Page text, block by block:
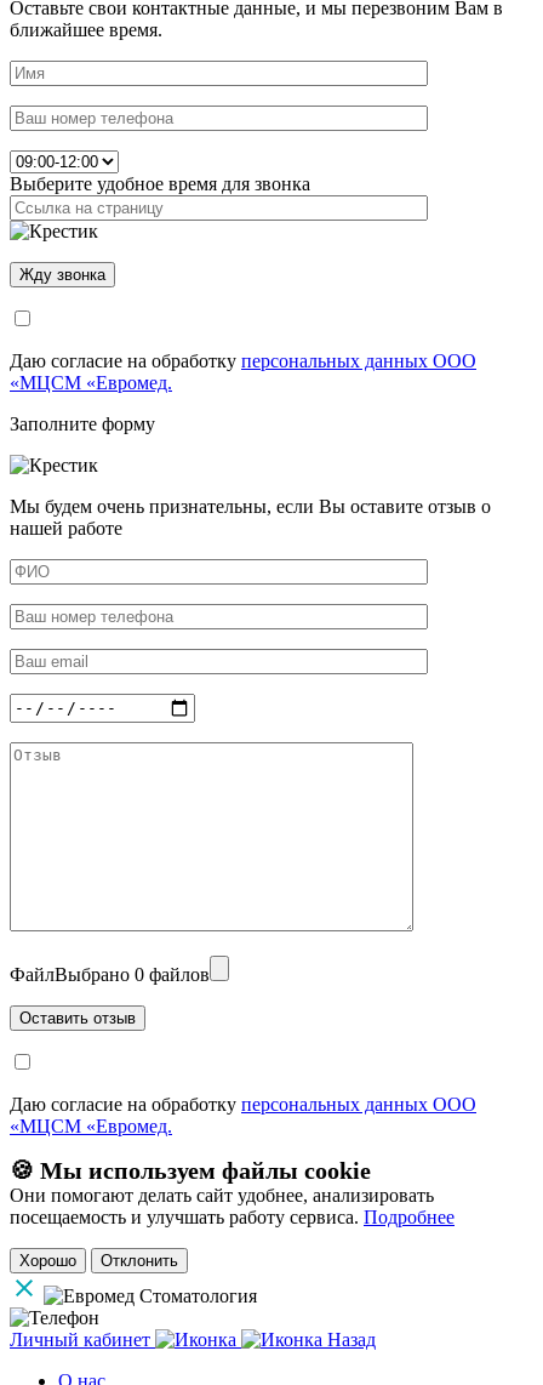
Оставьте свои контактные данные, и мы перезвоним Вам в
ближайшее время.
Выберите удобное время для звонка
Даю согласие на обработку персональных данных ООО
«МЦСМ «Евромед.
Заполните форму
Мы будем очень признательны, если Вы оставите отзыв о
нашей работе
ФайлВыбрано 0 файлов
Даю согласие на обработку персональных данных ООО
«МЦСМ «Евромед.
🍪 Мы используем файлы cookie
Они помогают делать сайт удобнее, анализировать
посещаемость и улучшать работу сервиса. Подробнее
Хорошо Отклонить
Личный кабинет
Назад
О нас